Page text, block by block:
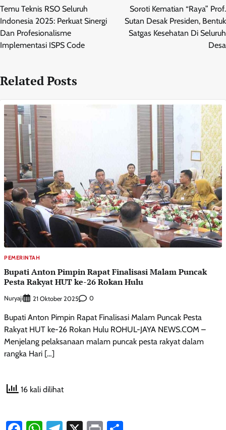
pos
Temu Teknis RSO Seluruh
Indonesia 2025: Perkuat Sinergi
Dan Profesionalisme
Implementasi ISPS Code
Soroti Kematian “Raya” Prof.
Sutan Desak Presiden, Bentuk
Satgas Kesehatan Di Seluruh
Desa
Related Posts
PEMERINTAH
Bupati Anton Pimpin Rapat Finalisasi Malam Puncak
Pesta Rakyat HUT ke-26 Rokan Hulu
Nuryaji 21 Oktober 2025 0
Bupati Anton Pimpin Rapat Finalisasi Malam Puncak Pesta
Rakyat HUT ke-26 Rokan Hulu ROHUL-JAYA NEWS.COM –
Menjelang pelaksanaan malam puncak pesta rakyat dalam
rangka Hari […]
16 kali dilihat